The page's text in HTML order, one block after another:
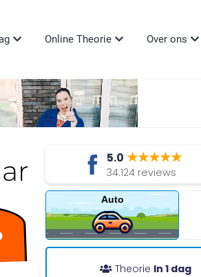
Online Theorie Over ons
5.0 ★★★★★
34.124 reviews
Auto
Theorie In 1 dag